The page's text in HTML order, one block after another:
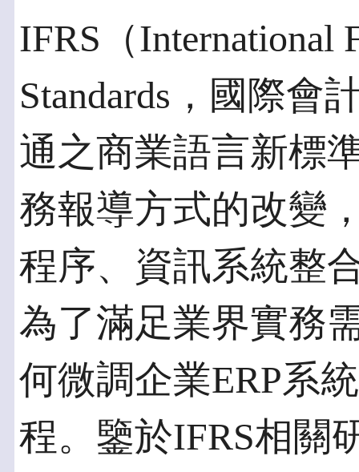
IFRS（International
Standards，國際會
通之商業語言新標
務報導方式的改變
程序、資訊系統整
為了滿足業界實務
何微調企業ERP系
程。鑒於IFRS相關